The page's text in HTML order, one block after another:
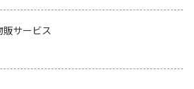
販サービス